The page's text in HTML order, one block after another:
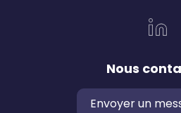
Nous
Envoyer un